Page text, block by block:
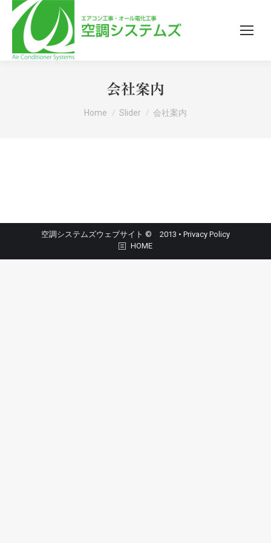
会社案内
You are here:
Home Slider 会社案内
空調システムズウェブサイト © 2013 • Privacy Policy
HOME